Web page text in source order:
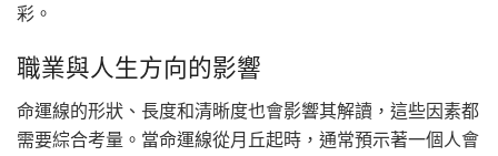
彩。
職業與人生方向的影響
命運線的形狀、長度和清晰度也會影響其解讀，這些因素都
需要綜合考量。當命運線從月丘起時，通常預示著一個人會